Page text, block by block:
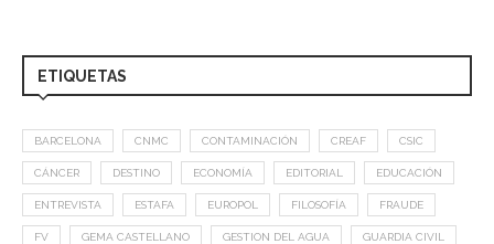
ETIQUETAS
BARCELONA CNMC CONTAMINACIÓN CREAF CSIC
CÁNCER DESTINO ECONOMÍA EDITORIAL EDUCACIÓN
ENTREVISTA ESTAFA EUROPOL FILOSOFÍA FRAUDE
FV GEMA CASTELLANO GESTION DEL AGUA GUARDIA CIVIL